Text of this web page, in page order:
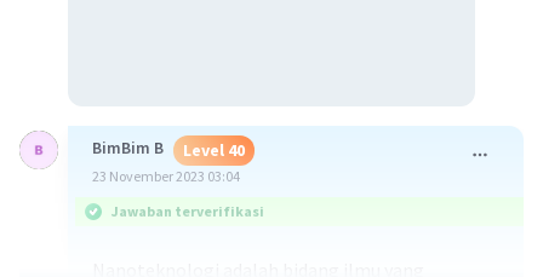
BimBim B Level 40
23 November 2023 03:04
Jawaban terverifikasi